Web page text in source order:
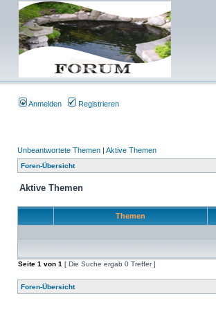
Anmelden Registrieren
Unbeantwortete Themen | Aktive Themen
Foren-Übersicht
Aktive Themen
Themen
Seite 1 von 1 [ Die Suche ergab 0 Treffer ]
Foren-Übersicht